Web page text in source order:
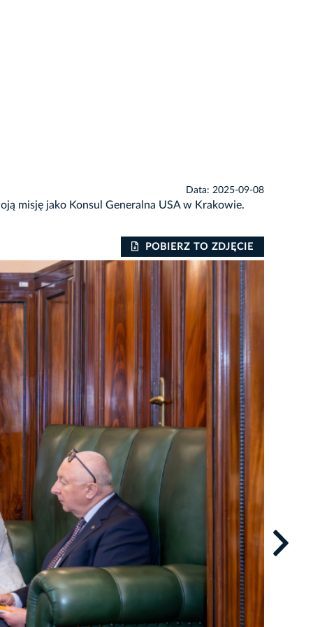
Data: 2025-09-08
misję jako Konsul Generalna USA w Krakowie.
POBIERZ TO ZDJĘCIE